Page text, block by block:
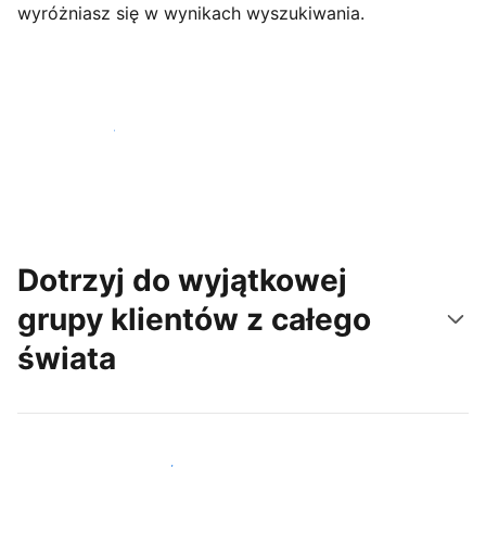
wyróżniasz się w wynikach wyszukiwania.
Rozpocznij już dziś
Dotrzyj do wyjątkowej
grupy klientów z całego
świata
Dotrzyj do nowych gości już dziś